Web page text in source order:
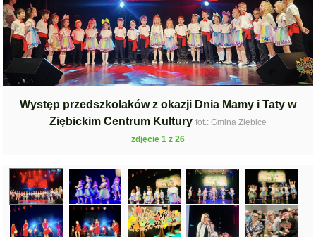
Występ przedszkolaków z okazji Dnia Mamy i Taty w
Ziębickim Centrum Kultury fot.: Gmina Ziębice
zdjęcie 1 z 26